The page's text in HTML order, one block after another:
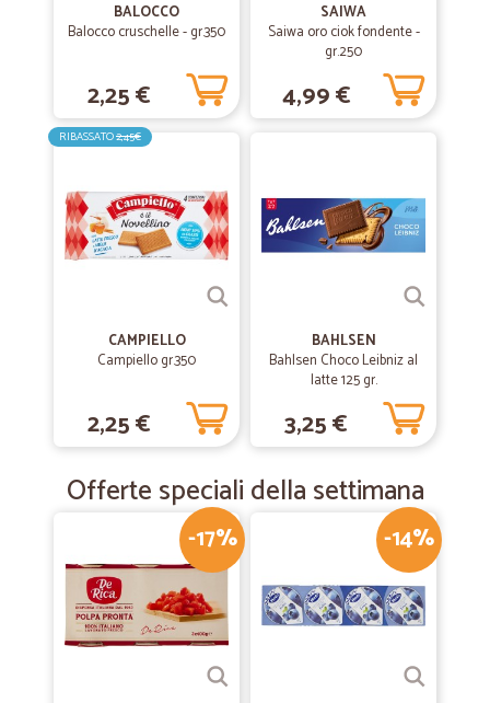
BALOCCO
Balocco cruschelle - gr.350
2,25 €
SAIWA
Saiwa oro ciok fondente -
gr.250
4,99 €
RIBASSATO2,45€
CAMPIELLO
Campiello gr.350
2,25 €
BAHLSEN
Bahlsen Choco Leibniz al
latte 125 gr.
3,25 €
Offerte speciali della settimana
-17% -14%